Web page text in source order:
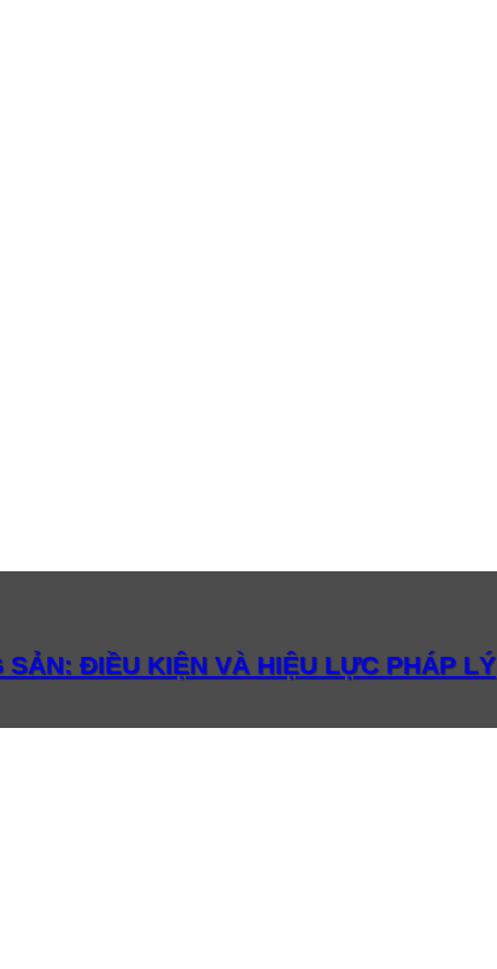
ĐIỀU KIỆN VÀ HIỆU LỰC PHÁP LÝ